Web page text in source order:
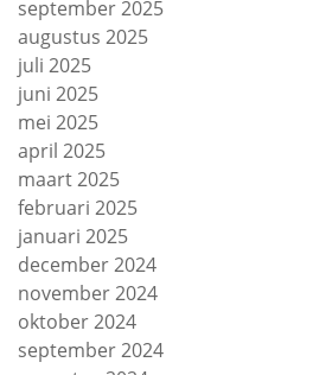
september 2025
augustus 2025
juli 2025
juni 2025
mei 2025
april 2025
maart 2025
februari 2025
januari 2025
december 2024
november 2024
oktober 2024
september 2024